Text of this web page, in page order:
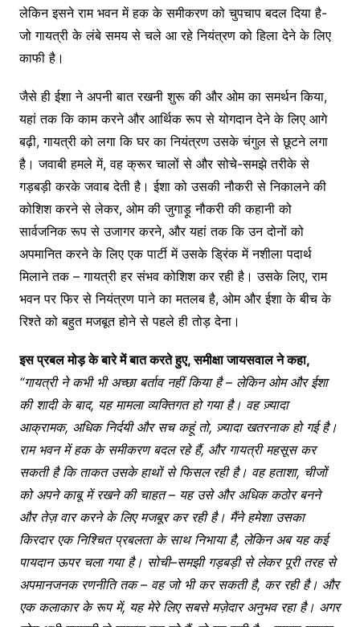
लेकिन इसने राम भवन में हक के समीकरण को चुपचाप बदल दिया है-
जो गायत्री के लंबे समय से चले आ रहे नियंत्रण को हिला देने के लिए
काफी है।
जैसे ही ईशा ने अपनी बात रखनी शुरू की और ओम का समर्थन किया,
यहां तक ​​कि काम करने और आर्थिक रूप से योगदान देने के लिए आगे
बढ़ी, गायत्री को लगा कि घर का नियंत्रण उसके चंगुल से छूटने लगा
है। जवाबी हमले में, वह क्रूर चालों से और सोचे-समझे तरीके से
गड़बड़ी करके जवाब देती है। ईशा को उसकी नौकरी से निकालने की
कोशिश करने से लेकर, ओम की जुगाड़ू नौकरी की कहानी को
सार्वजनिक रूप से उजागर करने, और यहां तक ​​कि उन दोनों को
अपमानित करने के लिए एक पार्टी में उसके ड्रिंक में नशीला पदार्थ
मिलाने तक – गायत्री हर संभव कोशिश कर रही है। उसके लिए, राम
भवन पर फिर से नियंत्रण पाने का मतलब है, ओम और ईशा के बीच के
रिश्ते को बहुत मजबूत होने से पहले ही तोड़ देना।
इस प्रबल मोड़ के बारे में बात करते हुए,समीक्षा जायसवाल ने कहा,
“गायत्री ने कभी भी अच्छा बर्ताव नहीं किया है– लेकिन ओम और ईशा
की शादी के बाद, यह मामला व्यक्तिगत हो गया है। वह ज़्यादा
आक्रामक, अधिक निर्दयी और सच कहूं तो, ज़्यादा खतरनाक हो गई है।
राम भवन में हक के समीकरण बदल रहे हैं, और गायत्री महसूस कर
सकती है कि ताकत उसके हाथों से फिसल रही है। वह हताशा, चीजों
को अपने काबू में रखने की चाहत– यह उसे और अधिक कठोर बनने
और तेज़ वार करने के लिए मजबूर कर रही है। मैंने हमेशा उसका
किरदार एक निश्चित प्रबलता के साथ निभाया है, लेकिन अब यह कई
पायदान ऊपर चला गया है। सोची–समझी गड़बड़ी से लेकर पूरी तरह से
अपमानजनक रणनीति तक– वह जो भी कर सकती है, कर रही है। और
एक कलाकार के रूप में, यह मेरे लिए सबसे मज़ेदार अनुभव रहा है। अगर